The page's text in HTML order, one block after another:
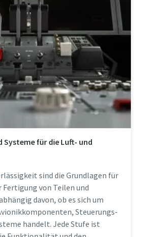
Systeme für die Luft- und
sind die Grundlagen für
von Teilen und
davon, ob es sich um
Steuerungs-
handelt. Jede Stufe ist